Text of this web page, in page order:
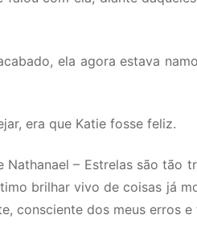
ela agora estava
era que Katie fosse feliz.
Nathanael – Estrelas são tão
brilhar vivo de coisas já
consciente dos meus erros